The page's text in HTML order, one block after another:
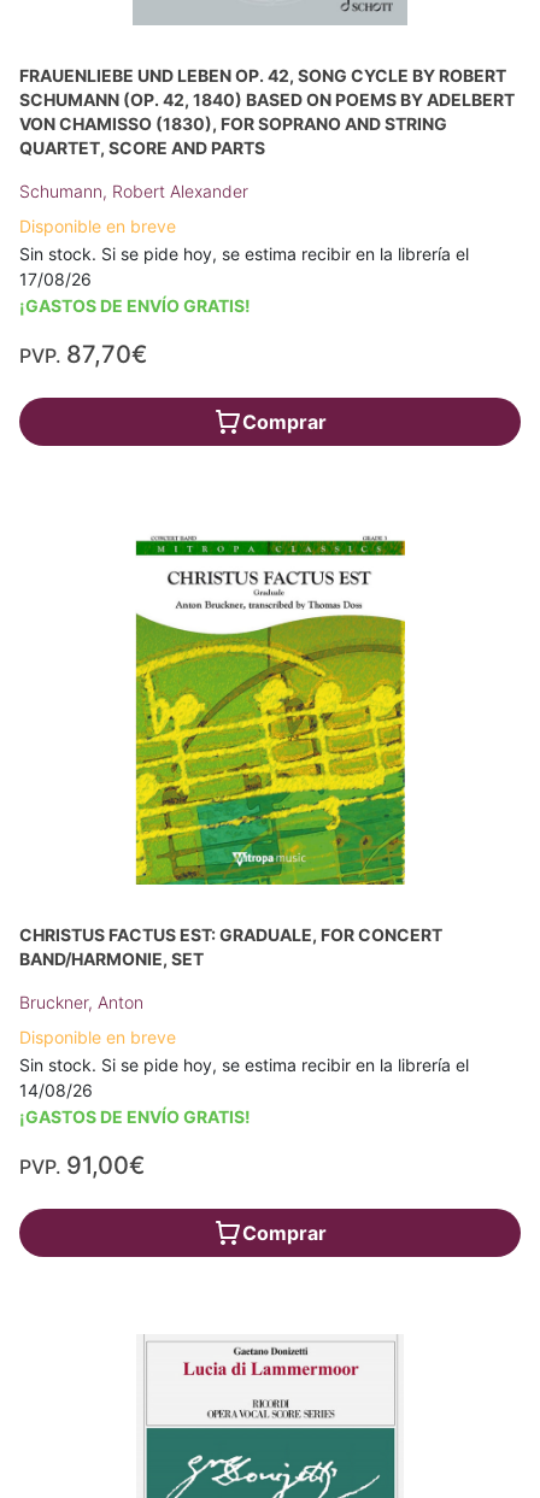
FRAUENLIEBE UND LEBEN OP. 42, SONG CYCLE BY ROBERT
SCHUMANN (OP. 42, 1840) BASED ON POEMS BY ADELBERT
VON CHAMISSO (1830), FOR SOPRANO AND STRING
QUARTET, SCORE AND PARTS
Schumann, Robert Alexander
Disponible en breve
Sin stock. Si se pide hoy, se estima recibir en la librería el
17/08/26
¡GASTOS DE ENVÍO GRATIS!
PVP. 87,70€
Comprar
CHRISTUS FACTUS EST: GRADUALE, FOR CONCERT
BAND/HARMONIE, SET
Bruckner, Anton
Disponible en breve
Sin stock. Si se pide hoy, se estima recibir en la librería el
14/08/26
¡GASTOS DE ENVÍO GRATIS!
PVP. 91,00€
Comprar